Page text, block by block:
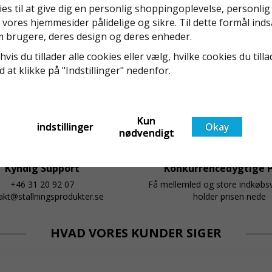
Även om det kan verka högst osannolikt så är våra
regler för rullställning i Sverige slappare än de från
EU i skrivande stund, men detta kommer det bli
ändring på. Från och med 2025 träder nya
föreskrifter i kraft i Sverige gällande rullställningar,
med s
Kyndig Support
+46 31 20 92 07
Konkurrencedygtige
Få mellemled og store
holder prisen nede
HVAD VORES KUNDER SIGER
til at give dig en personlig shoppingoplevelse,
hjemmesider pålidelige og sikre. Til dette formål
brugere, deres design og deres enheder.
du tillader alle cookies eller vælg, hvilke cookies du
at klikke på "Indstillinger" nedenfor.
indstillinger
Kun
nødvendigt
Okay